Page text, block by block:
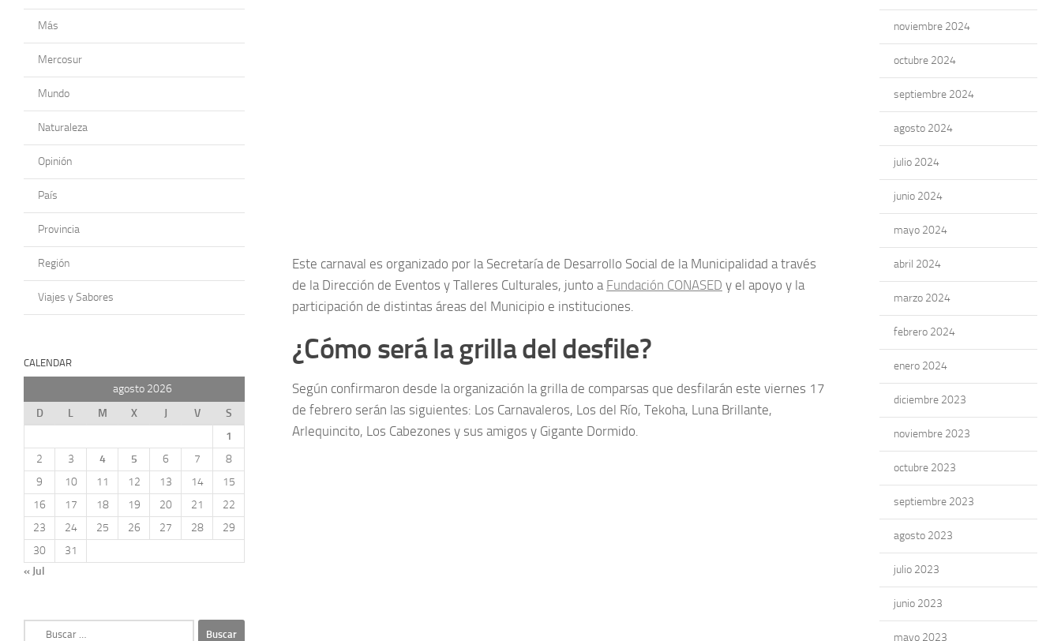
Este carnaval es organizado por la Secretaría de Desarrollo Social de la Municipalidad a través
de la Dirección de Eventos y Talleres Culturales, junto a Fundación CONASED y el apoyo y la
participación de distintas áreas del Municipio e instituciones.
¿Cómo será la grilla del desfile?
Según confirmaron desde la organización la grilla de comparsas que desfilarán este viernes 17
de febrero serán las siguientes: Los Carnavaleros, Los del Río, Tekoha, Luna Brillante,
Arlequincito, Los Cabezones y sus amigos y Gigante Dormido.
Más
Mercosur
Mundo
Naturaleza
Opinión
País
Provincia
Región
Viajes y Sabores
CALENDAR
agosto 2026
D
L M X J V
S
1
2
3 4 5 6 7
8
9
10 11 12 13 14
15
16
17 18 19 20 21
22
23
24 25 26 27 28
29
30
31
« Jul
noviembre 2024
octubre 2024
septiembre 2024
agosto 2024
julio 2024
junio 2024
mayo 2024
abril 2024
marzo 2024
febrero 2024
enero 2024
diciembre 2023
noviembre 2023
octubre 2023
septiembre 2023
agosto 2023
julio 2023
junio 2023
mayo 2023